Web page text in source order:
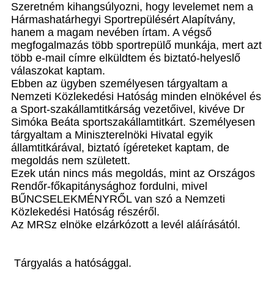
Szeretném kihangsúlyozni, hogy levelemet nem a
Hármashatárhegyi Sportrepülésért Alapítvány,
hanem a magam nevében írtam. A végső
megfogalmazás több sportrepülő munkája, mert azt
több e-mail címre elküldtem és biztató-helyeslő
válaszokat kaptam.
Ebben az ügyben személyesen tárgyaltam a
Nemzeti Közlekedési Hatóság minden elnökével és
a Sport-szakállamtitkárság vezetőivel, kivéve Dr
Simóka Beáta sportszakállamtitkárt. Személyesen
tárgyaltam a Miniszterelnöki Hivatal egyik
államtitkárával, biztató ígéreteket kaptam, de
megoldás nem született.
Ezek után nincs más megoldás, mint az Országos
Rendőr-főkapitánysághoz fordulni, mivel
BŰNCSELEKMÉNYRŐL van szó a Nemzeti
Közlekedési Hatóság részéről.
Az MRSz elnöke elzárkózott a levél aláírásától.
Tárgyalás a hatósággal.